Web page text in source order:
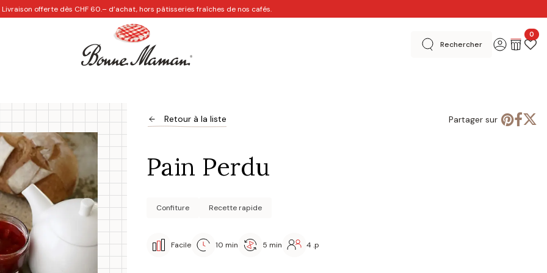
Livraison offerte dès CHF 60.– d’achat, hors pâtisseries fraîches de nos cafés.
Rechercher
0
Retour à la liste Partager sur
Pain Perdu
Confiture Recette rapide
Facile 10 min 5 min 4 .p